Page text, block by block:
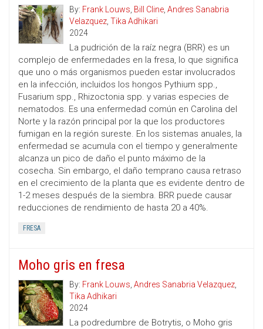
By: Frank Louws, Bill Cline, Andres Sanabria
Velazquez, Tika Adhikari
2024
La pudrición de la raíz negra (BRR) es un
complejo de enfermedades en la fresa, lo que significa
que uno o más organismos pueden estar involucrados
en la infección, incluidos los hongos Pythium spp.,
Fusarium spp., Rhizoctonia spp. y varias especies de
nematodos. Es una enfermedad común en Carolina del
Norte y la razón principal por la que los productores
fumigan en la región sureste. En los sistemas anuales, la
enfermedad se acumula con el tiempo y generalmente
alcanza un pico de daño el punto máximo de la
cosecha. Sin embargo, el daño temprano causa retraso
en el crecimiento de la planta que es evidente dentro de
1-2 meses después de la siembra. BRR puede causar
reducciones de rendimiento de hasta 20 a 40%.
FRESA
Moho gris en fresa
By: Frank Louws, Andres Sanabria Velazquez,
Tika Adhikari
2024
La podredumbre de Botrytis, o Moho gris